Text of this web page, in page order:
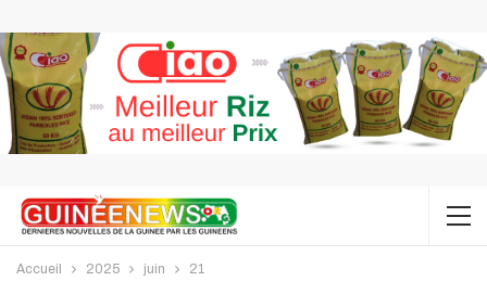
Accueil 2025 juin 21